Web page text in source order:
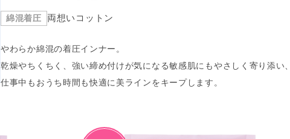
綿混着圧 両想いコットン
やわらか綿混の着圧インナー。
乾燥やちくちく、強い締め付けが気になる敏感肌にもやさしく寄り添い、
仕事中もおうち時間も快適に美ラインをキープします。